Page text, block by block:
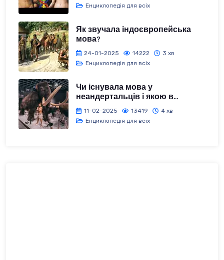
Енциклопедія для всіх
Як звучала індоєвропейська
мова?
24-01-2025 14222
3 хв
Енциклопедія для всіх
Чи існувала мова у
неандертальців і якою в...
11-02-2025 13419
4 хв
Енциклопедія для всіх